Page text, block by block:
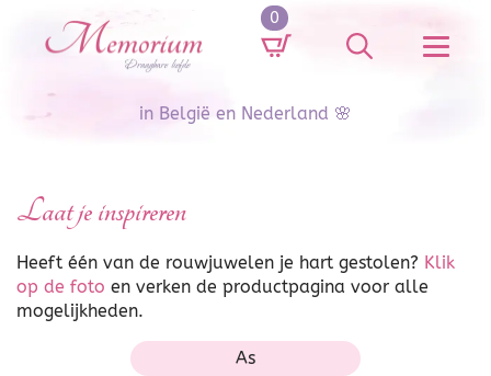
0
for:
in België en Nederland 🌸
Laat je inspireren
Heeft één van de rouwjuwelen je hart gestolen? Klik
op de foto en verken de productpagina voor alle
mogelijkheden.
As